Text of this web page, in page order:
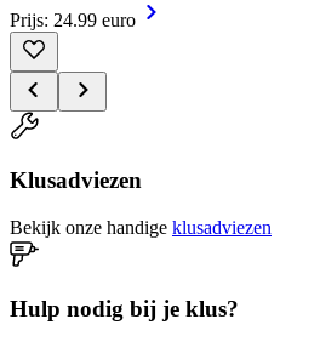
Prijs: 24.99 euro
Klusadviezen
Bekijk onze handige klusadviezen
Hulp nodig bij je klus?